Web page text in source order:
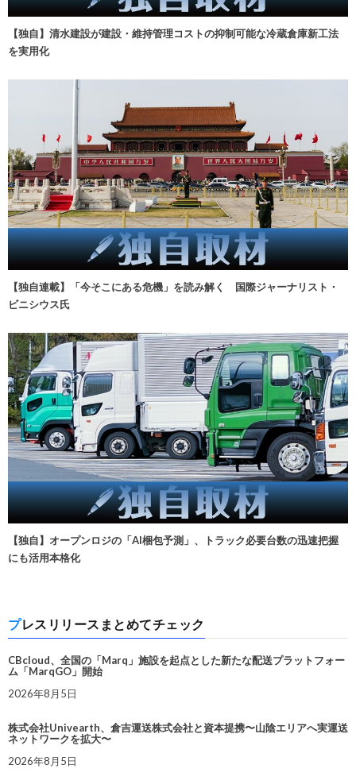
【独自】清水建設が建設・維持管理コストの抑制可能な冷蔵倉庫新工法
を実用化
【独自連載】「今そこにある危機」を読み解く 国際ジャーナリスト・
ビニシウス氏
【独自】オープンロジの「AI梱包予測」、トラック必要台数の迅速把握
にも活用本格化
プレスリリースまとめてチェック
CBcloud、全国の「Marq」施設を起点とした新たな配送プラットフォー
ム「MarqGO」開始
2026年8月5日
株式会社Univearth、倉吉運送株式会社と資本提携〜山陰エリアへ実運送
ネットワークを拡大〜
2026年8月5日